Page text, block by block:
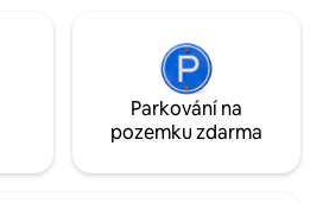
Parkování na
pozemku zdarma